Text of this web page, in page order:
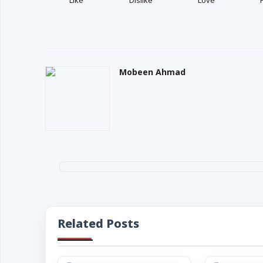
Mobeen Ahmad
Related Posts